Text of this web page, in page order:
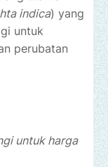
indica) yang
untuk
perubatan
untuk harga